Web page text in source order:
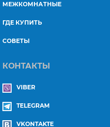
МЕЖКОМНАТНЫЕ
ГДЕ КУПИТЬ
СОВЕТЫ
КОНТАКТЫ
VIBER
TELEGRAM
VKONTAKTE